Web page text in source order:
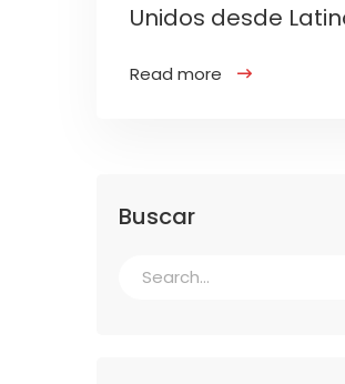
Unidos desde
Read more
Buscar